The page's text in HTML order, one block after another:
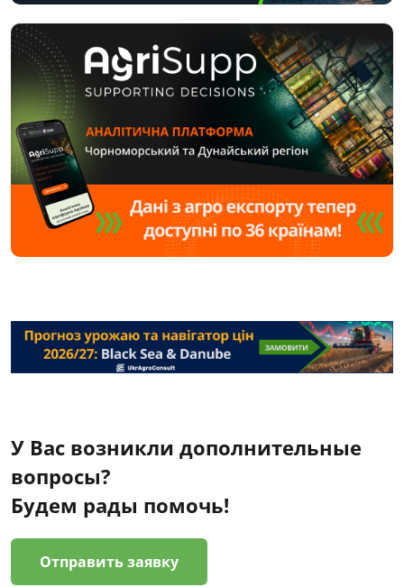
У Вас возникли дополнительные
вопросы?
Будем рады помочь!
Отправить заявку